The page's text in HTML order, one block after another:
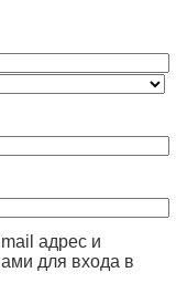
адрес и
для входа в